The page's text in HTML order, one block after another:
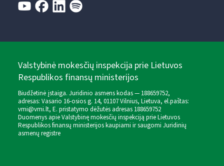
Valstybinė mokesčių inspekcija prie Lietuvos
Respublikos finansų ministerijos
Biudžetinė įstaiga. Juridinio asmens kodas — 188659752,
adresas: Vasario 16-osios g. 14, 01107 Vilnius, Lietuva, el.paštas:
vmi@vmi.lt, E. pristatymo dėžutės adresas 188659752
Duomenys apie Valstybinę mokesčių inspekciją prie Lietuvos
Respublikos finansų ministerijos kaupiami ir saugomi Juridinių
asmenų registre